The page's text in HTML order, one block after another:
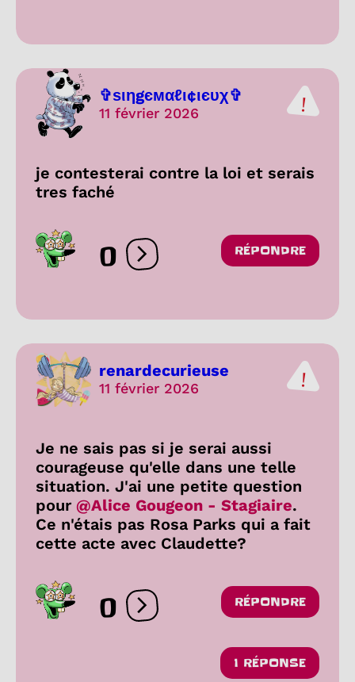
✞ѕιηgємαℓι¢ιєυχ✞
11 février 2026
je contesterai contre la loi et serais
tres faché
0 Ouvrir les réactions
RÉPONDRE
renardecurieuse
11 février 2026
Je ne sais pas si je serai aussi
courageuse qu'elle dans une telle
situation. J'ai une petite question
pour @Alice Gougeon - Stagiaire.
Ce n'étais pas Rosa Parks qui a fait
cette acte avec Claudette?
0 Ouvrir les réactions
RÉPONDRE
1 RÉPONSE